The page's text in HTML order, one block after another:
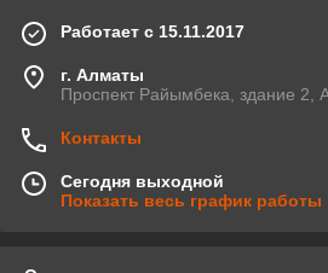
Работает с 15.11.2017
г. Алматы
Проспект Райымбека, здание 2,
Контакты
Сегодня выходной
Показать весь график работы